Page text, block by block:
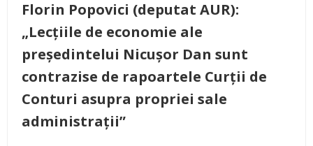
Florin Popovici (deputat AUR):
„Lecțiile de economie ale
președintelui Nicușor Dan sunt
contrazise de rapoartele Curții de
Conturi asupra propriei sale
administrații”